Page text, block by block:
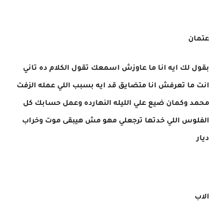
عتمان
بقول لك ايه انا ما عاوزش اسمعك تقول الكلام ده تاني
انت ما تعرفش انا متضايق قد ايه بسبب اللي عمله الزفت
محمد وكمان ضيع علي الليله النهارده وعمل حسابك كل
الفلوس اللي خدتها ترجعلي مهو مش هيبقى موت وخراب
ديار
الاب